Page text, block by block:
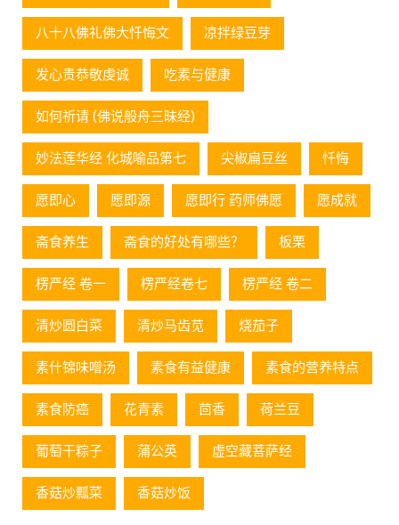
八十八佛礼佛大忏悔文 凉拌绿豆芽
发心贵恭敬虔诚 吃素与健康
如何祈请 (佛说般舟三昧经)
妙法莲华经 化城喻品第七 尖椒扁豆丝 忏悔
愿即心 愿即源 愿即行 药师佛愿 愿成就
斋食养生 斋食的好处有哪些？ 板栗
楞严经 卷一 楞严经卷七 楞严经 卷二
清炒圆白菜 清炒马齿苋 烧茄子
素什锦味噌汤 素食有益健康 素食的营养特点
素食防癌 花青素 茴香 荷兰豆
葡萄⼲粽⼦ 蒲公英 虚空藏菩萨经
香菇炒瓢菜 香菇炒饭